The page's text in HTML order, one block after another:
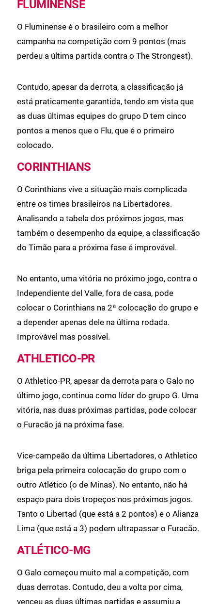
FLUMINENSE
O Fluminense é o brasileiro com a melhor
campanha na competição com 9 pontos (mas
perdeu a última partida contra o The Strongest).
Contudo, apesar da derrota, a classificação já
está praticamente garantida, tendo em vista que
as duas últimas equipes do grupo D tem cinco
pontos a menos que o Flu, que é o primeiro
colocado.
CORINTHIANS
O Corinthians vive a situação mais complicada
entre os times brasileiros na Libertadores.
Analisando a tabela dos próximos jogos, mas
também o desempenho da equipe, a classificação
do Timão para a próxima fase é improvável.
No entanto, uma vitória no próximo jogo, contra o
Independiente del Valle, fora de casa, pode
colocar o Corinthians na 2ª colocação do grupo e
a depender apenas dele na última rodada.
Improvável mas possível.
ATHLETICO-PR
O Athletico-PR, apesar da derrota para o Galo no
último jogo, continua como líder do grupo G. Uma
vitória, nas duas próximas partidas, pode colocar
o Furacão já na próxima fase.
Vice-campeão da última Libertadores, o Athletico
briga pela primeira colocação do grupo com o
outro Atlético (o de Minas). No entanto, não há
espaço para dois tropeços nos próximos jogos.
Tanto o Libertad (que está a 2 pontos) e o Alianza
Lima (que está a 3) podem ultrapassar o Furacão.
ATLÉTICO-MG
O Galo começou muito mal a competição, com
duas derrotas. Contudo, deu a volta por cima,
venceu as duas últimas partidas e assumiu a